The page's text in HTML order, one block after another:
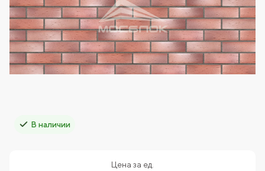
В наличии
Цена за ед.